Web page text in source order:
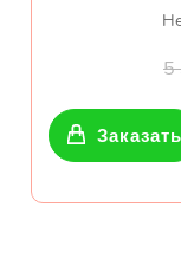
5
Заказать